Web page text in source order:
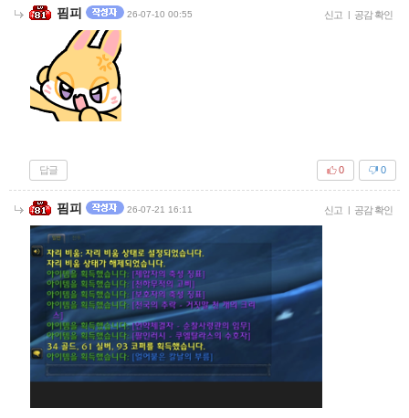
핌피 26-07-10 00:55 신고 | 공감 확인
답글 0
0
핌피 26-07-21 16:11 신고 | 공감 확인